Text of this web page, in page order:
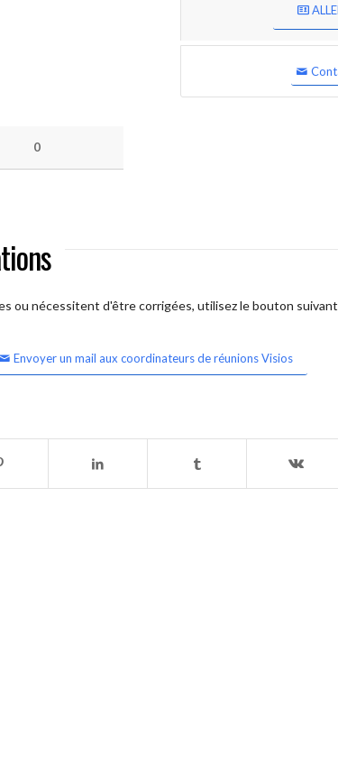
0
ou nécessitent d'être corrigées, utilisez le bouton
Envoyer un mail aux coordinateurs de réunions Visios